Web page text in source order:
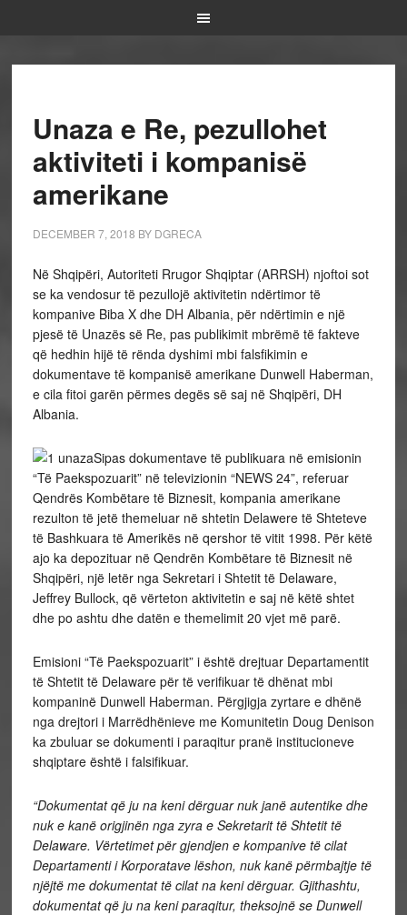
Unaza e Re, pezullohet
aktiviteti i kompanisë
amerikane
DECEMBER 7, 2018 BY DGRECA
Në Shqipëri, Autoriteti Rrugor Shqiptar (ARRSH) njoftoi sot
se ka vendosur të pezullojë aktivitetin ndërtimor të
kompanive Biba X dhe DH Albania, për ndërtimin e një
pjesë të Unazës së Re, pas publikimit mbrëmë të fakteve
që hedhin hijë të rënda dyshimi mbi falsfikimin e
dokumentave të kompanisë amerikane Dunwell Haberman,
e cila fitoi garën përmes degës së saj në Shqipëri, DH
Albania.
Sipas dokumentave të publikuara në emisionin
“Të Paekspozuarit” në televizionin “NEWS 24”, referuar
Qendrës Kombëtare të Biznesit, kompania amerikane
rezulton të jetë themeluar në shtetin Delawere të Shteteve
të Bashkuara të Amerikës në qershor të vitit 1998. Për këtë
ajo ka depozituar në Qendrën Kombëtare të Biznesit në
Shqipëri, një letër nga Sekretari i Shtetit të Delaware,
Jeffrey Bullock, që vërteton aktivitetin e saj në këtë shtet
dhe po ashtu dhe datën e themelimit 20 vjet më parë.
Emisioni “Të Paekspozuarit” i është drejtuar Departamentit
të Shtetit të Delaware për të verifikuar të dhënat mbi
kompaninë Dunwell Haberman. Përgjigja zyrtare e dhënë
nga drejtori i Marrëdhënieve me Komunitetin Doug Denison
ka zbuluar se dokumenti i paraqitur pranë institucioneve
shqiptare është i falsifikuar.
“Dokumentat që ju na keni dërguar nuk janë autentike dhe
nuk e kanë origjinën nga zyra e Sekretarit të Shtetit të
Delaware. Vërtetimet për gjendjen e kompanive të cilat
Departamenti i Korporatave lëshon, nuk kanë përmbajtje të
njëjtë me dokumentat të cilat na keni dërguar. Gjithashtu,
dokumentat që ju na keni paraqitur, theksojnë se Dunwell